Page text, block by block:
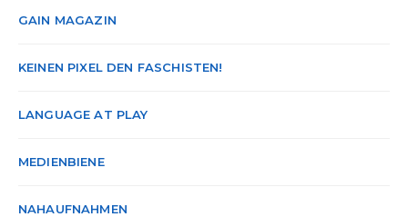
GAIN MAGAZIN
KEINEN PIXEL DEN FASCHISTEN!
LANGUAGE AT PLAY
MEDIENBIENE
NAHAUFNAHMEN